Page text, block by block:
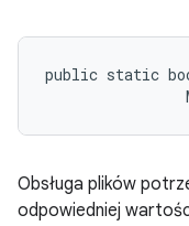
public static
Obsługa plików
odpowiedniej